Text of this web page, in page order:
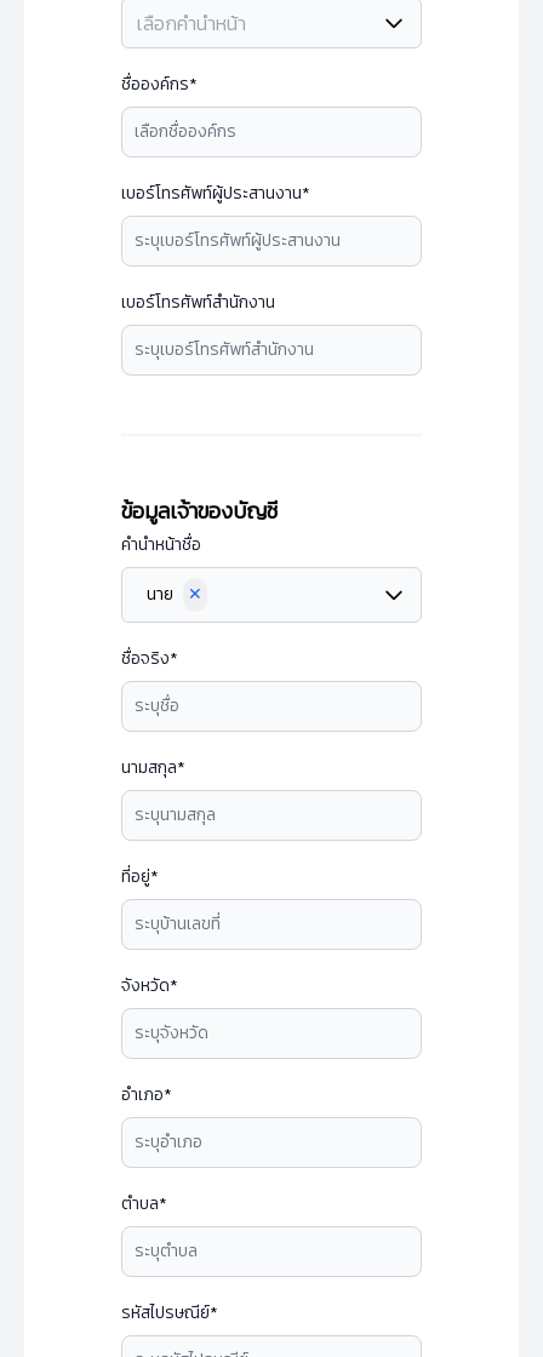
เลือกคำนำหน้า
ชื่อองค์กร*
เบอร์โทรศัพท์ผู้ประสานงาน*
เบอร์โทรศัพท์สำนักงาน
ข้อมูลเจ้าของบัญชี
คำนำหน้าชื่อ
นาย
✕
ชื่อจริง*
นามสกุล*
ที่อยู่*
จังหวัด*
อำเภอ*
ตำบล*
รหัสไปรษณีย์*